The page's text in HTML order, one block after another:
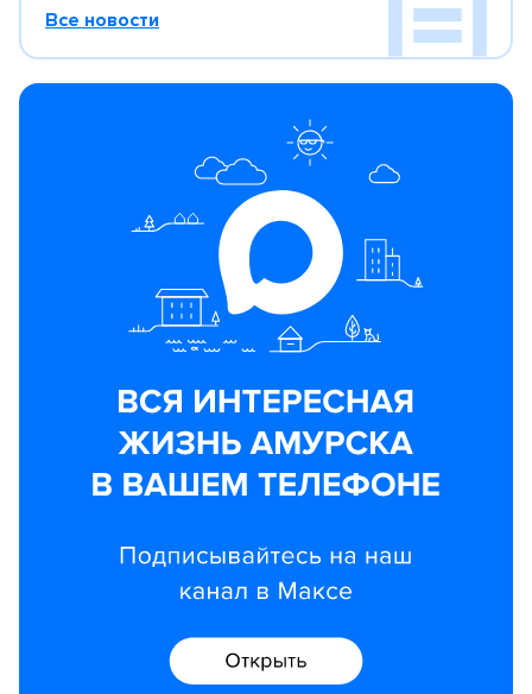
Все новости